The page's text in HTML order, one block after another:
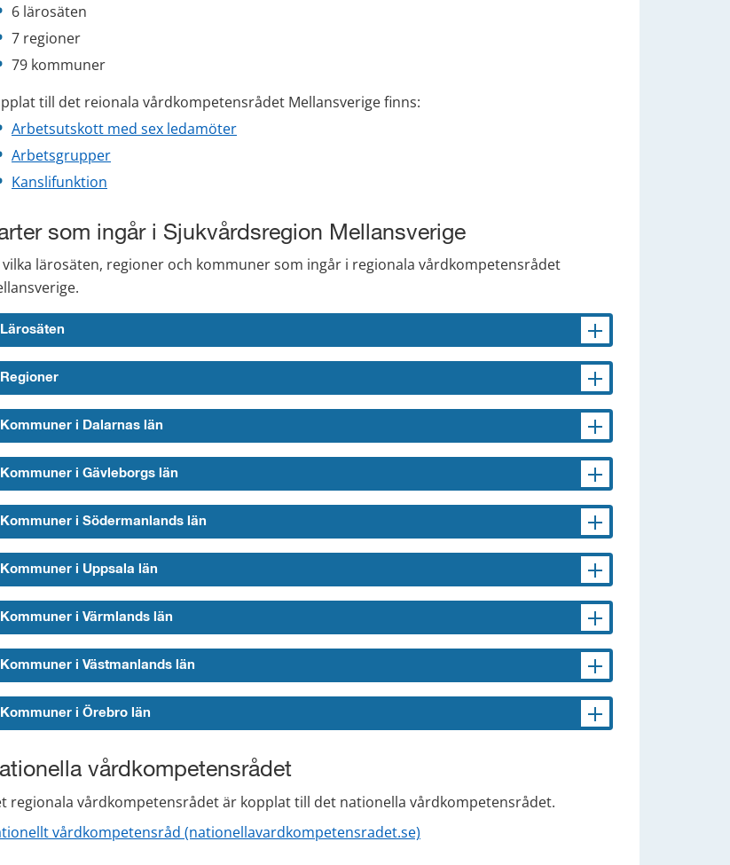
6 lärosäten
7 regioner
79 kommuner
till det reionala vårdkompetensrådet Mellansverige finns:
Arbetsutskott med sex ledamöter
Arbetsgrupper
Kanslifunktion
som ingår i Sjukvårdsregion Mellansverige
vilka lärosäten, regioner och kommuner som ingår i regionala vårdkompetensrådet
Lärosäten
Regioner
Kommuner i Dalarnas län
Kommuner i Gävleborgs län
Kommuner i Södermanlands län
Kommuner i Uppsala län
Kommuner i Värmlands län
Kommuner i Västmanlands län
Kommuner i Örebro län
vårdkompetensrådet
regionala vårdkompetensrådet är kopplat till det nationella vårdkompetensrådet.
vårdkompetensråd (nationellavardkompetensradet.se)